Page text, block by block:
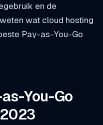
en de
wat cloud hosting
Pay-as-You-Go
You-Go